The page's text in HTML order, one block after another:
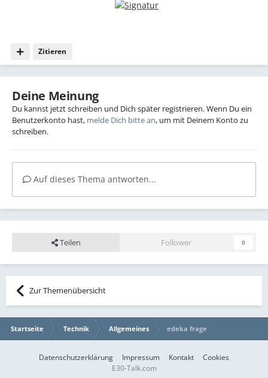
Zitieren
Deine Meinung
Du kannst jetzt schreiben und Dich später registrieren. Wenn Du ein
Benutzerkonto hast, melde Dich bitte an, um mit Deinem Konto zu
schreiben.
Auf dieses Thema antworten...
Teilen Follower 0
Zur Themenübersicht
Startseite Technik Allgemeines edeka frage
Datenschutzerklärung Impressum Kontakt
Cookies
E30-Talk.com